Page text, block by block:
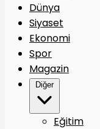
Dünya
Siyaset
Ekonomi
Spor
Magazin
Diğer
Eğitim